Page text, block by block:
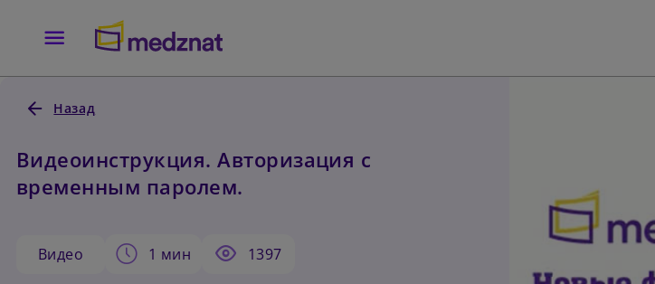
Назад
Видеоинструкция. Авторизация с
временным паролем.
видео 1 мин 1397